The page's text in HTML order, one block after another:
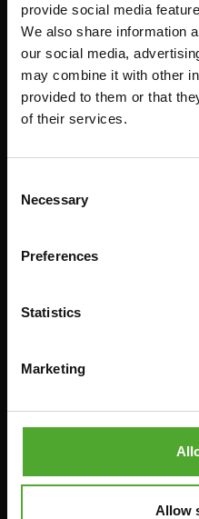
provide social media
We also share information
our social media,
may combine it with other
provided to them or that
of their services.
Selection
Necessary
Preferences
Statistics
Marketing
Allow
Accessoires
FUNCTIONAL TRAINING
WEERSTANDSTRAINING
SUPPORT
GYMBALLEN
MINIBIKES/AEROBIC TRAINERS